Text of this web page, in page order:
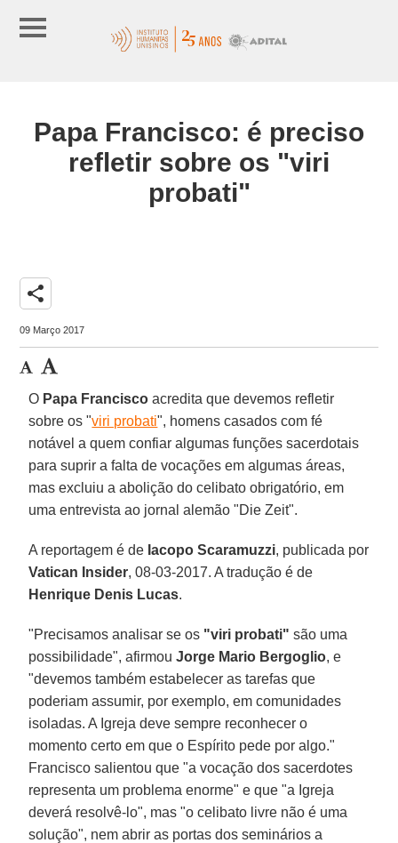
Papa Francisco: é preciso
refletir sobre os "viri
probati"
share
09 Março 2017
O Papa Francisco acredita que devemos refletir
sobre os "viri probati", homens casados com fé
notável a quem confiar algumas funções sacerdotais
para suprir a falta de vocações em algumas áreas,
mas excluiu a abolição do celibato obrigatório, em
uma entrevista ao jornal alemão "Die Zeit".
A reportagem é de Iacopo Scaramuzzi, publicada por
Vatican Insider, 08-03-2017. A tradução é de
Henrique Denis Lucas.
"Precisamos analisar se os "viri probati" são uma
possibilidade", afirmouJorge Mario Bergoglio, e
"devemos também estabelecer as tarefas que
poderiam assumir, por exemplo, em comunidades
isoladas. A Igreja deve sempre reconhecer o
momento certo em que o Espírito pede por algo."
Francisco salientou que "a vocação dos sacerdotes
representa um problema enorme" e que "a Igreja
deverá resolvê-lo", mas "o celibato livre não é uma
solução", nem abrir as portas dos seminários a